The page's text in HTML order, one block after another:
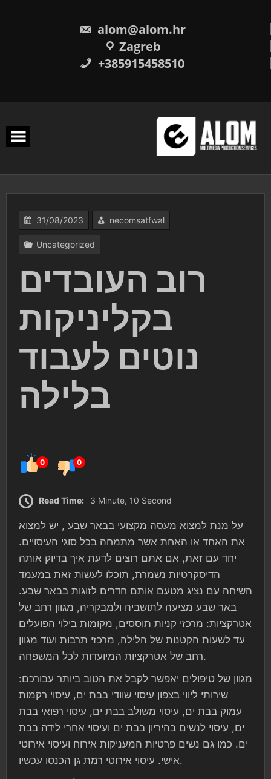
alom@alom.hr
Zagreb
+385915458510
31/08/2023 necomsatfwal
Uncategorized
רוב העובדים
בקליניקות
נוטים לעבוד
בלילה
0 0
Read Time: 3 Minute, 10 Second
על מנת למצוא מעסה מקצועי בבאר שבע , יש למצוא
את האחד או האחת אשר מתמחה בכל סוגי העיסויים.
יחד עם זאת, אם אתם רוצים לדעת איך בדיוק אותה
הדיסקרטיות נשמרת, תוכלו לעשות זאת במעמד
השיחה עם נציג מטעם אותם חדרים לזוגות בבאר שבע.
באר שבע מציעה לתושביה ולמבקריה, מגוון רחב של
אטרקציות: מרכזי קניות תוססים, מקומות בילוי הפועלים
עד לשעות הקטנות של הלילה, מרכזי תרבות ועוד מגוון
רחב של אטרקציות המיועדות לכל המשפחה.
מגוון של טיפולים יאפשר לקבל את הטוב ביותר עבורכם:
שירותי ליווי בצפון עיסוי שוודי בבת ים, עיסוי רקמות
עמוק בבת ים, עיסוי משולב בבת ים, עיסוי רפואי בבת
ים, עיסוי לנשים בהיריון בבת ים ועיסוי אחרי לידה בבת
ים. כמו גם נשים פרטיות המעניקות אירוח ועיסוי אירוטי
אישי. עיסוי אירוטי רמת גן הכנסו עכשיו.